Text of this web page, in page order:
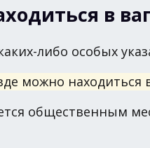
в
либо особых
можно
общественным